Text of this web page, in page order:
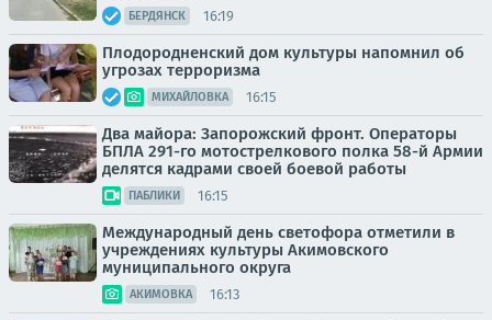
БЕРДЯНСК 16:19
Плодородненский дом культуры напомнил об
угрозах терроризма
МИХАЙЛОВКА 16:15
Два майора: Запорожский фронт. Операторы
БПЛА 291-го мотострелкового полка 58-й Армии
делятся кадрами своей боевой работы
ПАБЛИКИ 16:15
Международный день светофора отметили в
учреждениях культуры Акимовского
муниципального округа
АКИМОВКА 16:13